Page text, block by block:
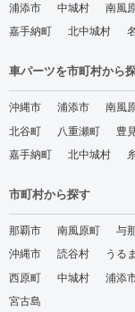
浦添市
中城村 南風
嘉手納町
北中城村
車パーツを市町村から
沖縄市 浦添市 南風
北谷町
八重瀬町 豊
嘉手納町
北中城村
市町村から探す
那覇市 南風原町 与
沖縄市
読谷村 うる
西原町
中城村 浦添
宮古島